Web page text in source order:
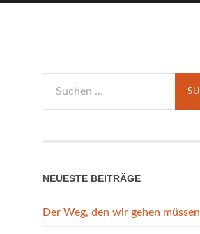
nach:
NEUESTE BEITRÄGE
Der Weg, den wir gehen müssen